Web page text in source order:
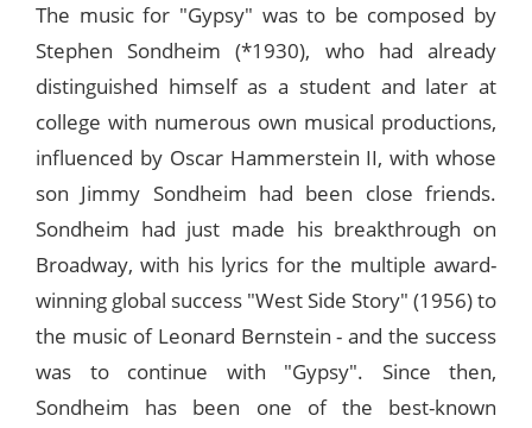
The music for "Gypsy" was to be composed by
Stephen Sondheim (*1930), who had already
distinguished himself as a student and later at
college with numerous own musical productions,
influenced by Oscar Hammerstein II, with whose
son Jimmy Sondheim had been close friends.
Sondheim had just made his breakthrough on
Broadway, with his lyrics for the multiple award-
winning global success "West Side Story" (1956) to
the music of Leonard Bernstein - and the success
was to continue with "Gypsy". Since then,
Sondheim has been one of the best-known